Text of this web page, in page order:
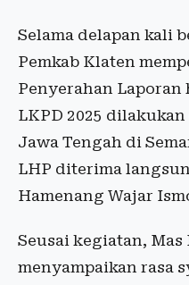
Selama delapan kali
Pemkab Klaten
Penyerahan Laporan
LKPD 2025
Jawa Tengah di
LHP diterima
Hamenang Wajar
Seusai kegiatan, Mas
menyampaikan rasa